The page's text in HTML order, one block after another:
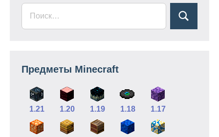
Предметы Minecraft
1.21 1.20 1.19 1.18 1.17